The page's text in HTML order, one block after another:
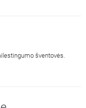
šventovės.